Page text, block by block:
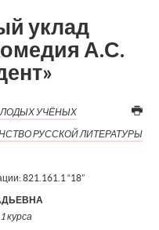
уклад
А.С.
УЧЁНЫХ
РУССКОЙ ЛИТЕРАТУРЫ
821.161.1 “18”
курса